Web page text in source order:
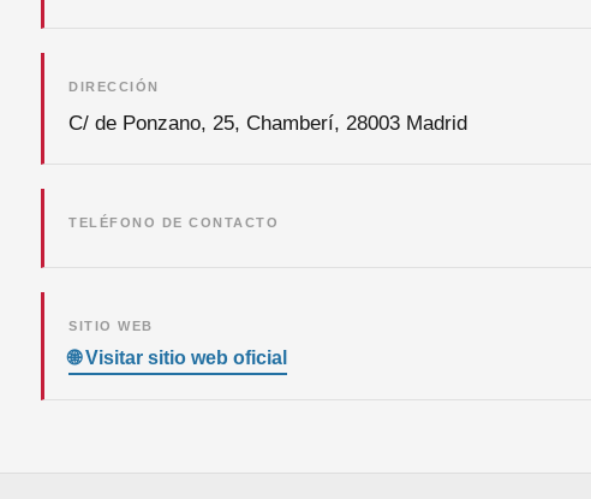
DIRECCIÓN
C/ de Ponzano, 25, Chamberí, 28003 Madrid
TELÉFONO DE CONTACTO
SITIO WEB